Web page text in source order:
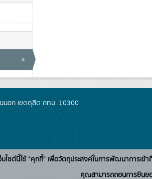
x
นอก เขตดุสิต กทม. 10300
บไซต์นี้ใช้ "คุกกี้" เพื่อวัตถุประสงค์ในการพัฒนาการเ
คุณสามารถถอนการยินย